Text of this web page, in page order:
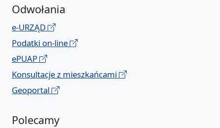
Odwołania
e-URZĄD
Podatki on-line
ePUAP
Konsultacje z mieszkańcami
Geoportal
Polecamy